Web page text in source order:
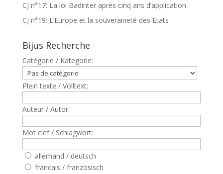
CJ n°17: La loi Badinter après cinq ans d’application
CJ n°19: L’Europe et la souveraineté des Etats
Bijus Recherche
Catègorie / Kategorie:
Plein texte / Volltext:
Auteur / Autor:
Mot clef / Schlagwort:
allemand / deutsch
francais / französisch